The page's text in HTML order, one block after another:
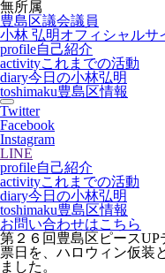
無所属
豊島区議会議員
小林 弘明オフィシャルサ
profile自己紹介
activityこれまでの活動
diary今日の小林弘明
toshimaku豊島区情報
Twitter
Facebook
Instagram
LINE
profile自己紹介
activityこれまでの活動
diary今日の小林弘明
toshimaku豊島区情報
お問い合わせはこちら
第２６回豊島区ピース
票日を、ハロウィン仮装
ました。